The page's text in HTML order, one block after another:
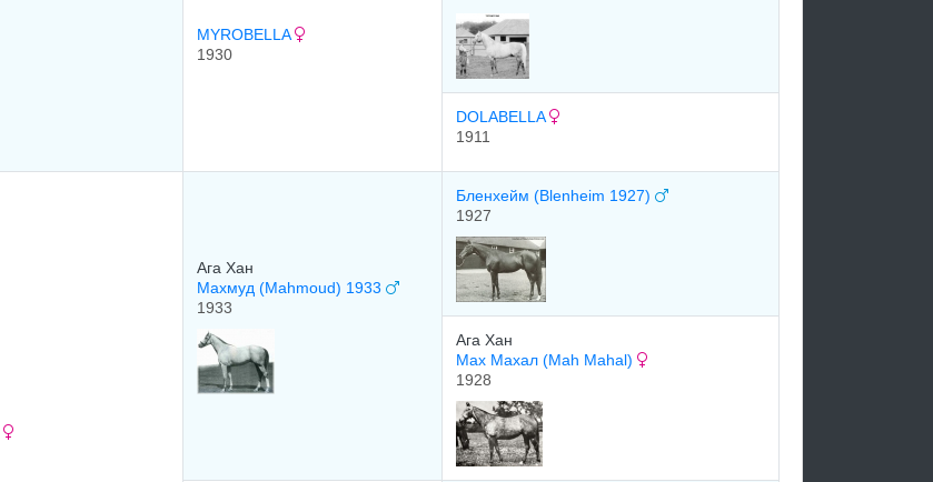
MYROBELLA
1930
DOLABELLA
1911
Ага Хан
Махмуд (Mahmoud) 1933
1933
Бленхейм (Blenheim 1927)
1927
Ага Хан
Маx Маxал (Mah Mahal)
1928